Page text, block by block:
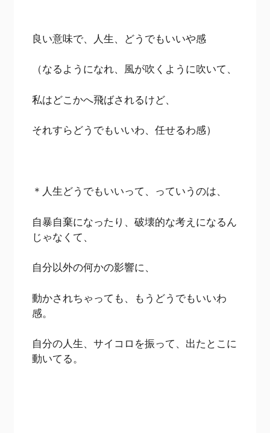
良い意味で、人生、どうでもいいや感
（なるようになれ、風が吹くように吹いて、
私はどこかへ飛ばされるけど、
それすらどうでもいいわ、任せるわ感）
＊人生どうでもいいって、っていうのは、
自暴自棄になったり、破壊的な考えになるん
じゃなくて、
自分以外の何かの影響に、
動かされちゃっても、もうどうでもいいわ
感。
自分の人生、サイコロを振って、出たとこに
動いてる。